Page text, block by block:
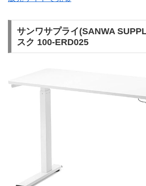
サンワサプライ(SANWA
スク 100-ERD025